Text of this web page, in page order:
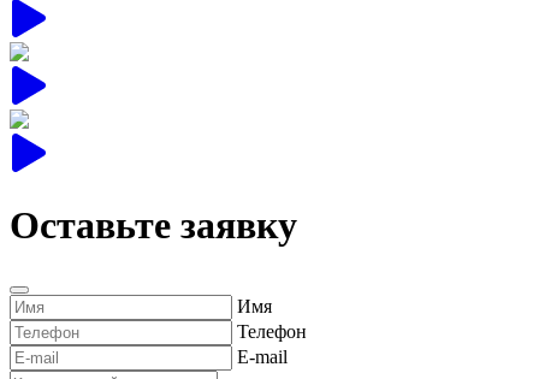
Оставьте заявку
Имя
Телефон
E-mail